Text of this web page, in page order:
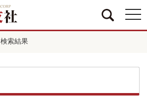
検索結果